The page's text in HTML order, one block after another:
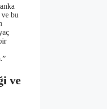
ve bu
ve